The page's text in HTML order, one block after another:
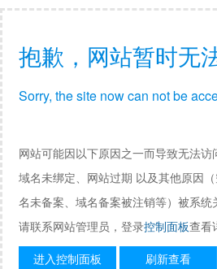
抱歉，网站暂时无
Sorry, the site now can not be
网站可能因以下原因之一而导致无法访
域名未绑定、网站过期 以及其他原因
名未备案、域名备案被注销等）被系统
请联系网站管理员，登录控制面板查看
进入控制面板
刷新查看